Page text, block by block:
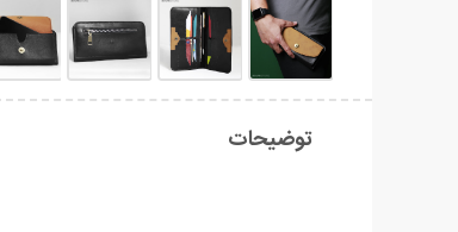
توضیحات